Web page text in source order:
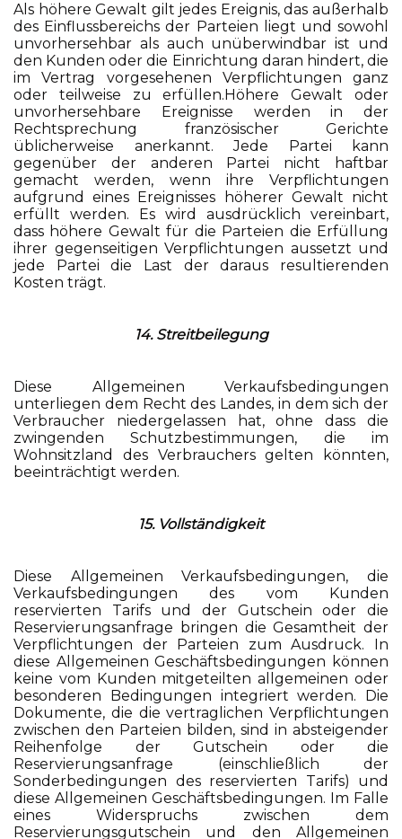
Als höhere Gewalt gilt jedes Ereignis, das außerhalb
des Einflussbereichs der Parteien liegt und sowohl
unvorhersehbar als auch unüberwindbar ist und
den Kunden oder die Einrichtung daran hindert, die
im Vertrag vorgesehenen Verpflichtungen ganz
oder teilweise zu erfüllen.Höhere Gewalt oder
unvorhersehbare Ereignisse werden in der
Rechtsprechung französischer Gerichte
üblicherweise anerkannt. Jede Partei kann
gegenüber der anderen Partei nicht haftbar
gemacht werden, wenn ihre Verpflichtungen
aufgrund eines Ereignisses höherer Gewalt nicht
erfüllt werden. Es wird ausdrücklich vereinbart,
dass höhere Gewalt für die Parteien die Erfüllung
ihrer gegenseitigen Verpflichtungen aussetzt und
jede Partei die Last der daraus resultierenden
Kosten trägt.
14. Streitbeilegung
Diese Allgemeinen Verkaufsbedingungen
unterliegen dem Recht des Landes, in dem sich der
Verbraucher niedergelassen hat, ohne dass die
zwingenden Schutzbestimmungen, die im
Wohnsitzland des Verbrauchers gelten könnten,
beeinträchtigt werden.
15. Vollständigkeit
Diese Allgemeinen Verkaufsbedingungen, die
Verkaufsbedingungen des vom Kunden
reservierten Tarifs und der Gutschein oder die
Reservierungsanfrage bringen die Gesamtheit der
Verpflichtungen der Parteien zum Ausdruck. In
diese Allgemeinen Geschäftsbedingungen können
keine vom Kunden mitgeteilten allgemeinen oder
besonderen Bedingungen integriert werden. Die
Dokumente, die die vertraglichen Verpflichtungen
zwischen den Parteien bilden, sind in absteigender
Reihenfolge der Gutschein oder die
Reservierungsanfrage (einschließlich der
Sonderbedingungen des reservierten Tarifs) und
diese Allgemeinen Geschäftsbedingungen. Im Falle
eines Widerspruchs zwischen dem
Reservierungsgutschein und den Allgemeinen